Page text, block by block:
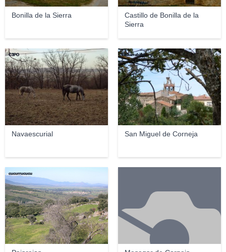
Bonilla de la Sierra
Castillo de Bonilla de la
Sierra
Navaescurial
C3PO
San Miguel de Corneja
kaskarrabiña
cucurrucucu